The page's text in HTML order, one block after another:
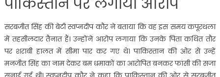
सरबजीत सिंह की बेटी स्वप्नदीप कौर ने बताया कि वह इस समय कपूरथला
में तहसीलदार तैनात हैं। उन्होंने आरोप लगाया कि उनके पिता कथित तौर
पर शराबी हालत में सीमा पार कर गए थे। पाकिस्तान की ओर से उन्हें
मनजीत सिंह का नाम देकर बम धमाकों का आरोपित बनकर फांसी की सजा